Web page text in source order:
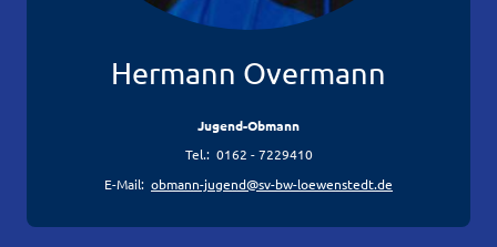
Hermann Overmann
Jugend-Obmann
Tel.: 0162 - 7229410
E-Mail: obmann-jugend@sv-bw-loewenstedt.de